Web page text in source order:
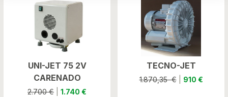
UNI-JET 75 2V
CARENADO
2.700 €
1.740 €
TECNO-JET
1.870,35 €| 910 €